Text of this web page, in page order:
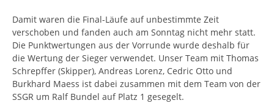
Damit waren die Final-Läufe auf unbestimmte Zeit
verschoben und fanden auch am Sonntag nicht mehr statt.
Die Punktwertungen aus der Vorrunde wurde deshalb für
die Wertung der Sieger verwendet. Unser Team mit Thomas
Schrepffer (Skipper), Andreas Lorenz, Cedric Otto und
Burkhard Maess ist dabei zusammen mit dem Team von der
SSGR um Ralf Bundel auf Platz 1 gesegelt.